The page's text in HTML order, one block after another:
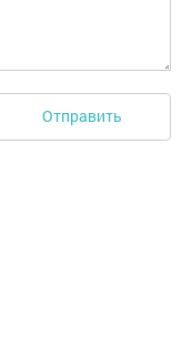
Отправить